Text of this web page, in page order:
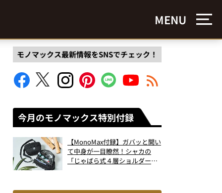
MENU
モノマックス最新情報をSNSでチェック！
今月のモノマックス特別付録
【MonoMax付録】ガバッと開い
て中身が一目瞭然！シャカの
「じゃばら式４層ショルダーバ